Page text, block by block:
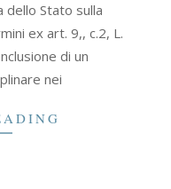
dello Stato sulla
ex art. 9,, c.2, L.
di un
nei